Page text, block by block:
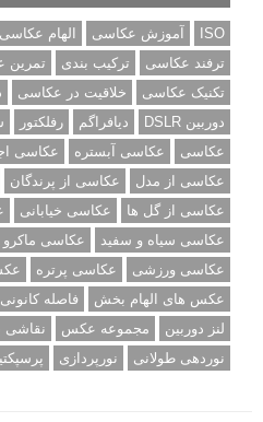
ISO آموزش عکاسی الهام عکاسی
ترفند عکاسی
ترکیب بندی تمرین
تکنیک عکاسی
خلاقیت در عکاسی
دوربین DSLR
دیافراگم رفلکتور
عکاسی
عکاسی آبستره
عکاسی
عکاسی از مدل
عکاسی از پرندگان
عکاسی از گل ها
عکاسی خیابانی
عکاسی سیاه و سفید
عکاسی ماکرو
عکاسی ورزشی
عکاسی پرتره
عکس های الهام بخش
فاصله کانونی
لنز دوربین
مجموعه عکس نقاشی
نوردهی طولانی
نورپردازی